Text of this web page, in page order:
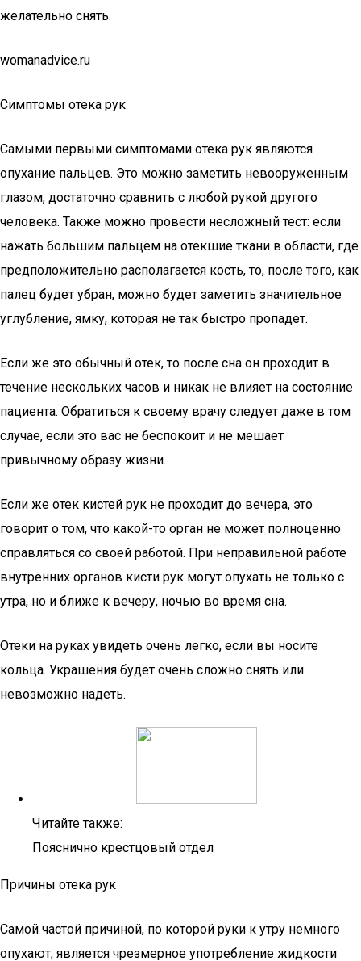
желательно снять.
womanadvice.ru
Симптомы отека рук
Самыми первыми симптомами отека рук являются
опухание пальцев. Это можно заметить невооруженным
глазом, достаточно сравнить с любой рукой другого
человека. Также можно провести несложный тест: если
нажать большим пальцем на отекшие ткани в области, где
предположительно располагается кость, то, после того, как
палец будет убран, можно будет заметить значительное
углубление, ямку, которая не так быстро пропадет.
Если же это обычный отек, то после сна он проходит в
течение нескольких часов и никак не влияет на состояние
пациента. Обратиться к своему врачу следует даже в том
случае, если это вас не беспокоит и не мешает
привычному образу жизни.
Если же отек кистей рук не проходит до вечера, это
говорит о том, что какой-то орган не может полноценно
справляться со своей работой. При неправильной работе
внутренних органов кисти рук могут опухать не только с
утра, но и ближе к вечеру, ночью во время сна.
Отеки на руках увидеть очень легко, если вы носите
кольца. Украшения будет очень сложно снять или
невозможно надеть.
Читайте также:
Пояснично крестцовый отдел
Причины отека рук
Самой частой причиной, по которой руки к утру немного
опухают, является чрезмерное употребление жидкости